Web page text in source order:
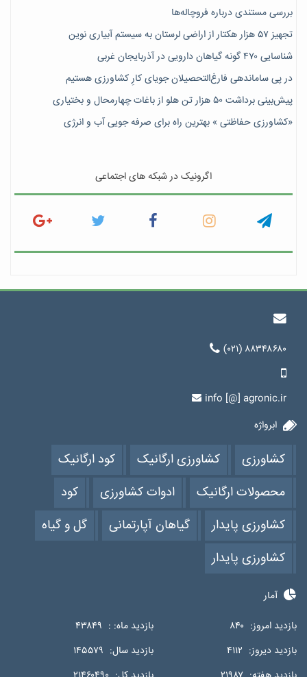
بررسی مستندی درباره فروچاله‌ها
تجهیز ۵۷ هزار هکتار از اراضی لرستان به سیستم آبیاری نوین
شناسایی ۴۷٠ گونه گیاهان دارویی در آذربایجان غربی
در پی ساماندهی فارغ‌التحصیلان جویای کارِ کشاورزی هستیم
پیش‎‌بینی برداشت ۵۰ هزار تن هلو از باغات چهارمحال و بختیاری
«کشاورزی حفاظتی » بهترین راه برای صرفه جویی آب و انرژی
اگرونیک در شبکه های اجتماعی
(۰۲۱) ۸۸۳۴۸۶۸۰
info [@] agronic.ir
ابرواژه
کشاورزی کشاورزی ارگانیک
کود ارگانیک
محصولات ارگانیک
ادوات کشاورزی
کود
کشاورزی پایدار
گیاهان آپارتمانی
گل و گیاه
کشاورزی پایدار
آمار
بازدید امروز: ۸۴۰ بازدید ماه: : ۴۳۸۴۹
بازدید دیروز: ۴۱۱۲ بازدید سال: ۱۴۵۵۷۹